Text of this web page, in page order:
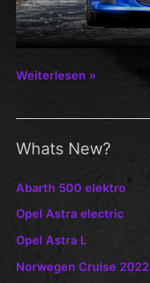
Whats New?
Abarth 500 elektro
Opel Astra electric
Opel Astra L
Norwegen Cruise 2022
Opel
Weiterlesen »